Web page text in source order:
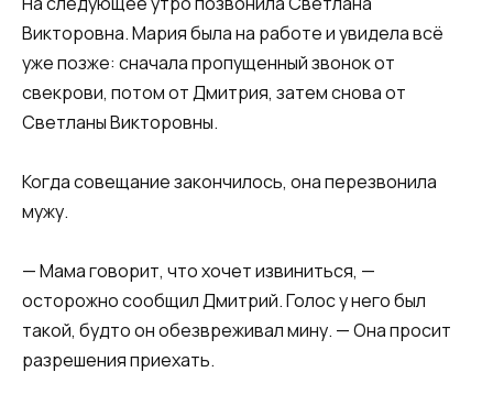
Викторовна. Мария была на работе и увидела всё
уже позже: сначала пропущенный звонок от
свекрови, потом от Дмитрия, затем снова от
Светланы Викторовны.
Когда совещание закончилось, она перезвонила
мужу.
— Мама говорит, что хочет извиниться, —
осторожно сообщил Дмитрий. Голос у него был
такой, будто он обезвреживал мину. — Она просит
разрешения приехать.